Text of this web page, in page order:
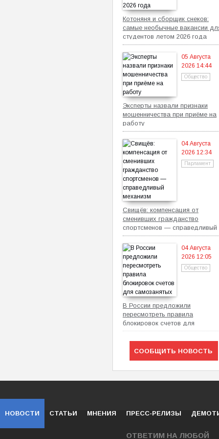
Котоняня и сборщик снеков:
самые необычные вакансии
студентов летом 2026 года
05 Августа
2026 14:44
Общество
Эксперты назвали признаки
мошенничества при приёме на
работу
04 Августа
2026 12:34
Парламент
Свищёв: компенсация от
сменивших гражданство
спортсменов — справедливый
механизм
04 Августа
2026 12:05
Общество
В России предложили
пересмотреть правила
блокировок счетов для
самозанятых
СООБЩИТЬ НОВОСТЬ
НОВОСТИ СТАТЬИ МНЕНИЯ ПРЕСС-РЕЛИЗЫ
ОТВЕТИМ НА ЛЮБОЙ